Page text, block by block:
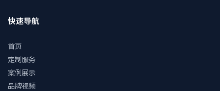
快速导航
首页
定制服务
案例展示
品牌视频